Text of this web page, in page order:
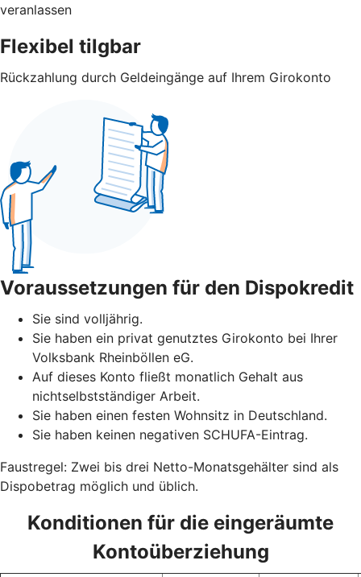
veranlassen
Flexibel tilgbar
Rückzahlung durch Geldeingänge auf Ihrem Girokonto
Voraussetzungen für den Dispokredit
Sie sind volljährig.
Sie haben ein privat genutztes Girokonto bei Ihrer
Volksbank Rheinböllen eG.
Auf dieses Konto fließt monatlich Gehalt aus
nichtselbstständiger Arbeit.
Sie haben einen festen Wohnsitz in Deutschland.
Sie haben keinen negativen SCHUFA-Eintrag.
Faustregel: Zwei bis drei Netto-Monatsgehälter sind als
Dispobetrag möglich und üblich.
Konditionen für die eingeräumte
Kontoüberziehung